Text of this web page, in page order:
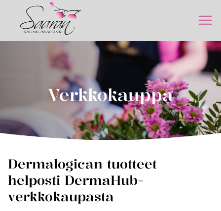
sisältöön
Verkkokauppa
Dermalogican tuotteet
helposti DermaHub-
verkkokaupasta